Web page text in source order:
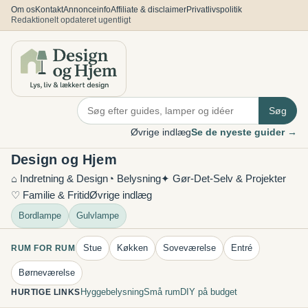
Spring
til
indhold
Om osKontaktAnnonceinfoAffiliate & disclaimerPrivatlivspolitik
Redaktionelt opdateret ugentligt
Søg
Øvrige indlægSe de nyeste guider →
Design og Hjem
⌂ Indretning & Design ◔ Belysning✦ Gør-Det-Selv & Projekter
♡ Familie & FritidØvrige indlæg
Bordlampe Gulvlampe
RUM FOR RUM Stue Køkken Soveværelse Entré
Børneværelse
HURTIGE LINKS HyggebelysningSmå rum DIY på budget